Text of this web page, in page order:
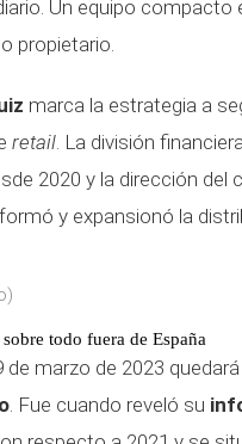
Un equipo
propietario.
marca la estrategia a
retail. La división
2020 y la dirección del
y expansionó la
todo fuera de España
de marzo de 2023
. Fue cuando reveló su